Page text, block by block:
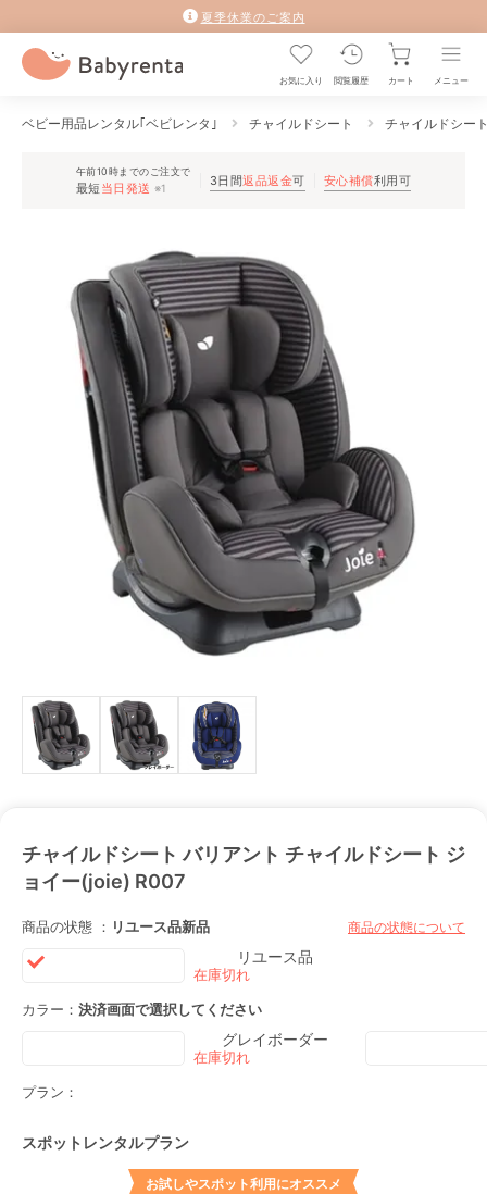
夏季休業のご案内
お気に入り 閲覧履歴 カート メニュー
ベビー用品レンタル｢ベビレンタ｣ チャイルドシート チャイルドシー
午前10時までのご注文で
最短 当日発送 ※1 3日間返品返金可 安心補償利用可
チャイルドシート バリアント チャイルドシート ジ
ョイー(joie) R007
商品の状態 ： リユース品新品 商品の状態について
リユース品
カラー： 決済画面で選択してください
グレイボーダー
プラン：
スポットレンタルプラン
お試しやスポット利用にオススメ